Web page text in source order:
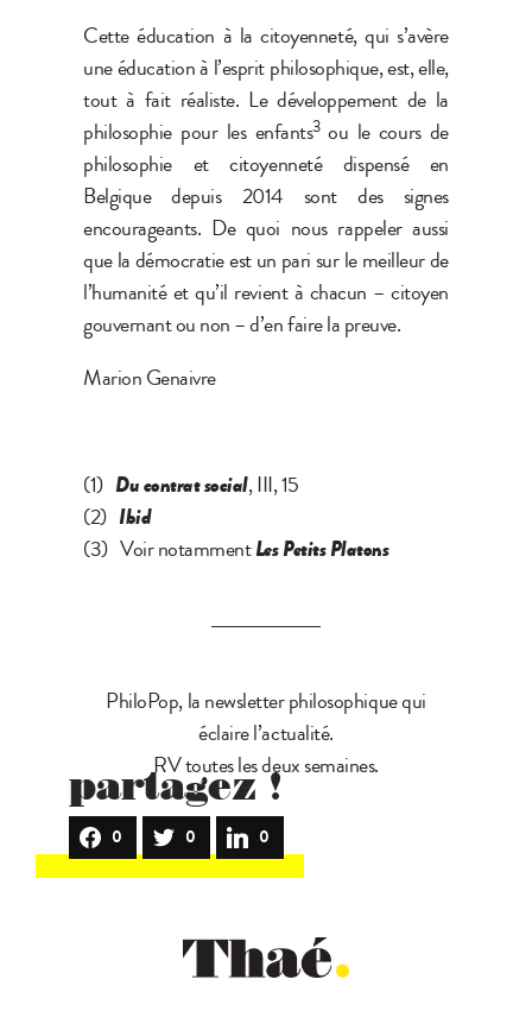
Cette éducation à la citoyenneté, qui s’avère
une éducation à l’esprit philosophique, est, elle,
tout à fait réaliste. Le développement de la
philosophie pour les enfants3 ou le cours de
philosophie et citoyenneté dispensé en
Belgique depuis 2014 sont des signes
encourageants. De quoi nous rappeler aussi
que la démocratie est un pari sur le meilleur de
l’humanité et qu’il revient à chacun – citoyen
gouvernant ou non – d’en faire la preuve.
Marion Genaivre
(1)Du contrat social, III, 15
(2) Ibid
(3) Voir notammentLes Petits Platons
PhiloPop, la newsletter philosophique qui
éclaire l’actualité.
RV toutes les deux semaines.
partagez !
0 0 0